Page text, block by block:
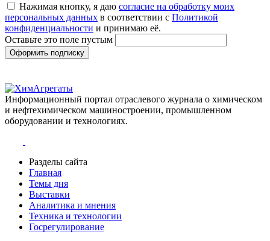
Нажимая кнопку, я даю согласие на обработку моих
персональных данных в соответствии с Политикой
конфиденциальности и принимаю её.
Оставьте это поле пустым
Оформить подписку
Информационный портал отраслевого журнала о химическом
и нефтехимическом машиностроении, промышленном
оборудовании и технологиях.
Разделы сайта
Главная
Темы дня
Выставки
Аналитика и мнения
Техника и технологии
Госрегулирование